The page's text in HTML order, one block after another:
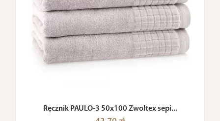
Ręcznik PAULO-3 50x100 Zwoltex sepi...